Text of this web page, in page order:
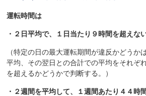
運転時間は
・２日平均で、１日当たり９時間を超えな
（特定の日の最大運転期間が違反かどうか
平均、その翌日との合計での平均をそれぞ
を超えるかどうかで判断する。）
・２週間を平均して、１週間あたり４４時